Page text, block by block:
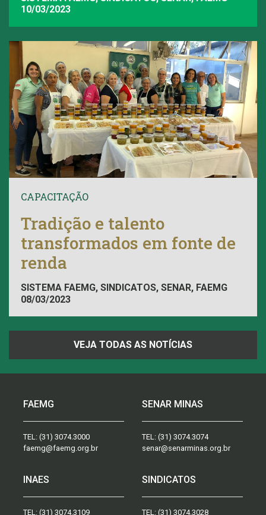
10/03/2023
CAPACITAÇÃO
Tradição e talento
transformados em fonte de
renda
SISTEMA FAEMG, SINDICATOS, SENAR, FAEMG
08/03/2023
VEJA TODAS AS NOTÍCIAS
FAEMG
TEL: (31) 3074.3000
faemg@faemg.org.br
SENAR MINAS
TEL: (31) 3074.3074
senar@senarminas.org.br
INAES
TEL: (31) 3074.3109
SINDICATOS
TEL: (31) 3074.3028